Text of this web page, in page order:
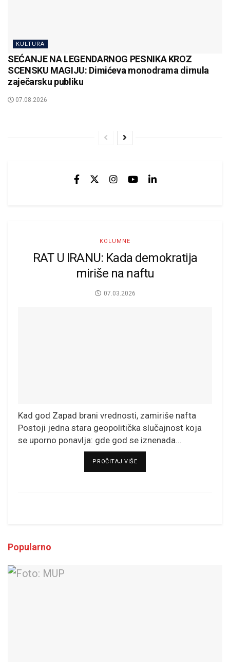
KULTURA
SEĆANJE NA LEGENDARNOG PESNIKA KROZ
SCENSKU MAGIJU: Dimićeva monodrama dirnula
zaječarsku publiku
07.08.2026
KOLUMNE
RAT U IRANU: Kada demokratija
miriše na naftu
07.03.2026
Kad god Zapad brani vrednosti, zamiriše nafta
Postoji jedna stara geopolitička slučajnost koja
se uporno ponavlja: gde god se iznenada...
PROČITAJ VIŠEDETAILS
Popularno